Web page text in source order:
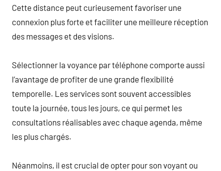
Cette distance peut curieusement favoriser une
connexion plus forte et faciliter une meilleure réception
des messages et des visions.
Sélectionner la voyance par téléphone comporte aussi
l’avantage de profiter de une grande flexibilité
temporelle. Les services sont souvent accessibles
toute la journée, tous les jours, ce qui permet les
consultations réalisables avec chaque agenda, même
les plus chargés.
Néanmoins, il est crucial de opter pour son voyant ou